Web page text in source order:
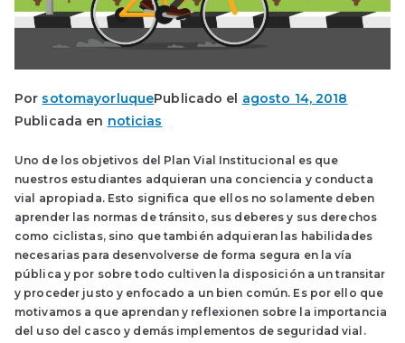
Por sotomayorluquePublicado el agosto 14, 2018
Publicada en noticias
Uno de los objetivos del Plan Vial Institucional es que
nuestros estudiantes adquieran una conciencia y conducta
vial apropiada. Esto significa que ellos no solamente deben
aprender las normas de tránsito, sus deberes y sus derechos
como ciclistas, sino que también adquieran las habilidades
necesarias para desenvolverse de forma segura en la vía
pública y por sobre todo cultiven la disposición a un transitar
y proceder justo y enfocado a un bien común. Es por ello que
motivamos a que aprendan y reflexionen sobre la importancia
del uso del casco y demás implementos de seguridad vial.